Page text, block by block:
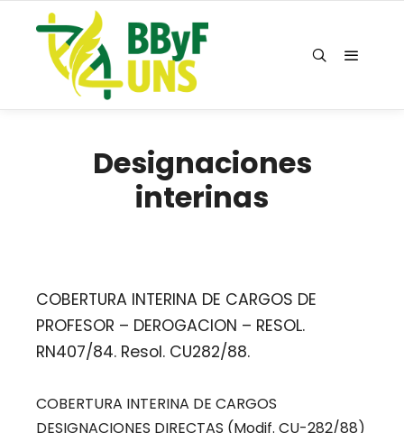
Designaciones
interinas
COBERTURA INTERINA DE CARGOS DE
PROFESOR – DEROGACION – RESOL.
RN407/84. Resol. CU282/88.
COBERTURA INTERINA DE CARGOS
DESIGNACIONES DIRECTAS (Modif. CU-282/88)